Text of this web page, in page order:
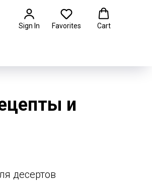
Sign In Favorites Cart
и
десертов